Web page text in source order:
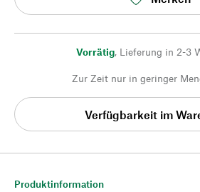
Vorrätig, Lieferung in 2-3
Zur Zeit nur in geringer
Verfügbarkeit im
Produktinformation